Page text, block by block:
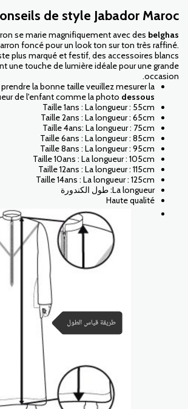
de style Jabador Maroc :
se marie magnifiquement avec des belghas
foncé pour un look ton sur ton très raffiné.
plus marqué et festif, des accessoires blancs
une touche de lumière idéale pour une grande
occasion.
prendre la bonne taille veuillez mesurer la
de l'enfant comme la photo dessous
Taille 1ans : La longueur : 55cm
Taille 2ans : La longueur : 65cm
Taille 4ans: La longueur : 75cm
Taille 6ans : La longueur : 85cm
Taille 8ans : La longueur : 95cm
Taille 10ans : La longueur : 105cm
Taille 12ans : La longueur : 115cm
Taille 14ans : La longueur : 125cm
La longueur: طول الكندورة
Haute qualité